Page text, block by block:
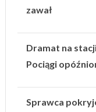
zawał
Dramat na
Pociągi
Sprawca